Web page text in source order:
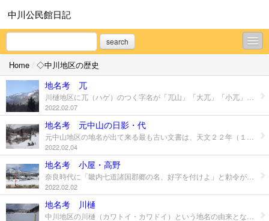
中川公民館日記
search
◇中川地区の歴史
◇岩部山三十三観音
◇中川地区あれこれ
◇中川公民館だより
◇南陽市のいろいろ
◇ほんとにいろいろな事
プロフィール
Home / ◇中川地区の歴史
地名考 兀
2022.02.07
地名考 元中山の日影・代
2022.02.04
地名考 小屋・高野
2022.02.02
地名考 川樋